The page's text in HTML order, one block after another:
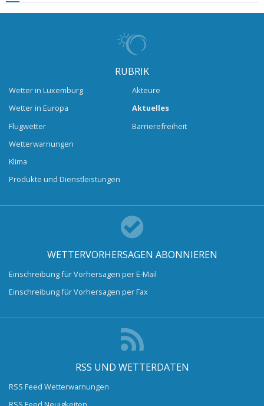
RUBRIK
Wetter in Luxemburg
Wetter in Europa
Flugwetter
Wetterwarnungen
Klima
Produkte und Dienstleistungen
Akteure
Aktuelles
Barrierefreiheit
WETTERVORHERSAGEN ABONNIEREN
Einschreibung für Vorhersagen per E-Mail
Einschreibung für Vorhersagen per Fax
RSS UND WETTERDATEN
RSS Feed Wetterwarnungen